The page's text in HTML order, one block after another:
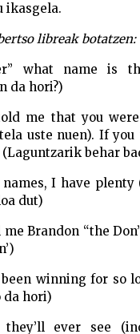
ikasgela.
libreak botatzen:
what name is
da hori?)
me that you
uste nuen). If you
behar
I have plenty
dut)
me Brandon “the
been winning for so
da hori)
ever see